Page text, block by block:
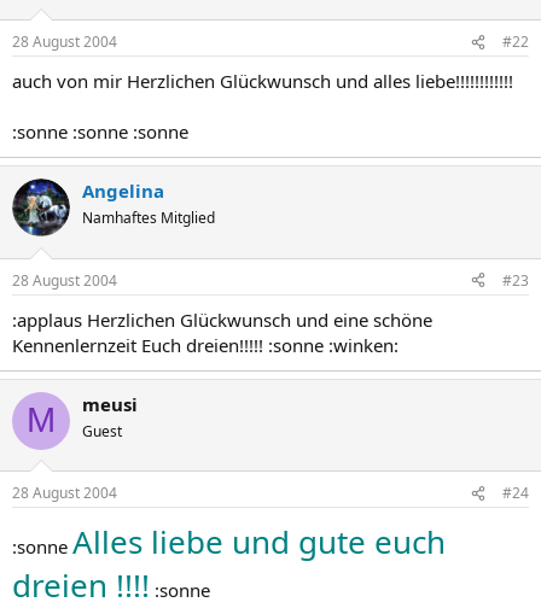
28 August 2004 #22
auch von mir Herzlichen Glückwunsch und alles liebe!!!!!!!!!!!!
:sonne :sonne :sonne
Angelina
Namhaftes Mitglied
28 August 2004 #23
:applaus Herzlichen Glückwunsch und eine schöne
Kennenlernzeit Euch dreien!!!!! :sonne :winken:
M meusi
Guest
28 August 2004 #24
:sonne Alles liebe und gute euch
dreien !!!! :sonne